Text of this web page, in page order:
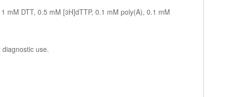
1 mM DTT, 0.5 mM [3H]dTTP, 0.1 mM poly(A), 0.1 mM
use.